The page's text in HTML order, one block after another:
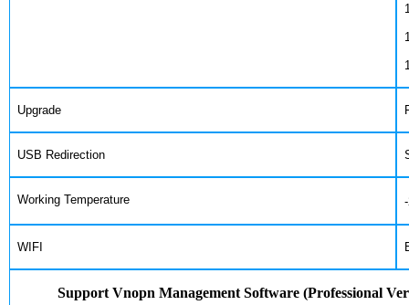
Upgrade
USB Redirection
Working Temperature
WIFI
Support Vnopn Management Software (Professional